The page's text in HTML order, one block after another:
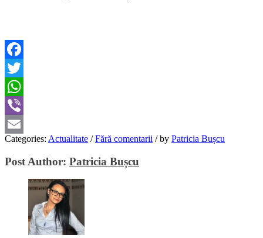
Facebook
Twitter
WhatsApp
Viber
Email
Categories: Actualitate / Fără comentarii /by Patricia Bușcu
Post Author: Patricia Bușcu